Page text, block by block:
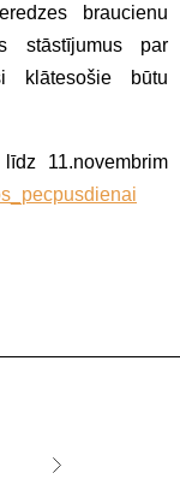
braucienu
stāstījumus par
klātesošie būtu
11.novembrim